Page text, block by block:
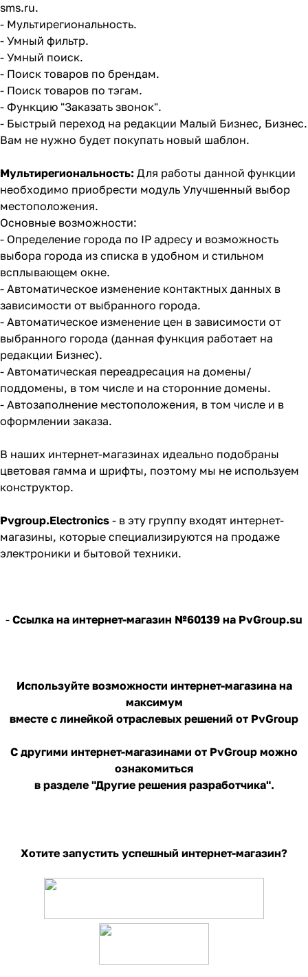
sms.ru.
- Мультирегиональность.
- Умный фильтр.
- Умный поиск.
- Поиск товаров по брендам.
- Поиск товаров по тэгам.
- Функцию "Заказать звонок".
- Быстрый переход на редакции Малый Бизнес, Бизнес.
Вам не нужно будет покупать новый шаблон.
Мультирегиональность: Для работы данной функции
необходимо приобрести модуль Улучшенный выбор
местоположения.
Основные возможности:
- Определение города по IP адресу и возможность
выбора города из списка в удобном и стильном
всплывающем окне.
- Автоматическое изменение контактных данных в
зависимости от выбранного города.
- Автоматическое изменение цен в зависимости от
выбранного города (данная функция работает на
редакции Бизнес).
- Автоматическая переадресация на домены/
поддомены, в том числе и на сторонние домены.
- Автозаполнение местоположения, в том числе и в
оформлении заказа.
В наших интернет-магазинах идеально подобраны
цветовая гамма и шрифты, поэтому мы не используем
конструктор.
Pvgroup.Electronics - в эту группу входят интернет-
магазины, которые специализируются на продаже
электроники и бытовой техники.
- Ссылка на интернет-магазин №60139 на PvGroup.su
Используйте возможности интернет-магазина на
максимум
вместе с линейкой отраслевых решений от PvGroup
С другими интернет-магазинами от PvGroup можно
ознакомиться
в разделе "Другие решения разработчика".
Хотите запустить успешный интернет-магазин?